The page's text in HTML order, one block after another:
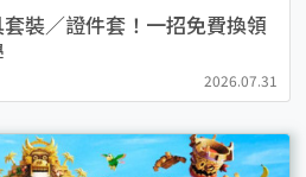
裝／證件套！一招免費換領
2026.07.31